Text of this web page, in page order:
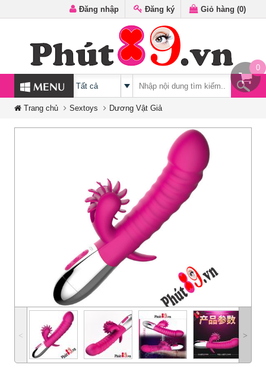
0
Đăng nhập Đăng ký Giỏ hàng (0)
MENU
Trang chủ Sextoys Dương Vật Giả
˂ ˃